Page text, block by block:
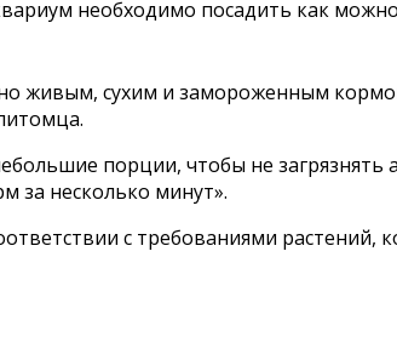
необходимо посадить как
живым, сухим и замороженным
порции, чтобы не
за несколько минут».
с требованиями растений,